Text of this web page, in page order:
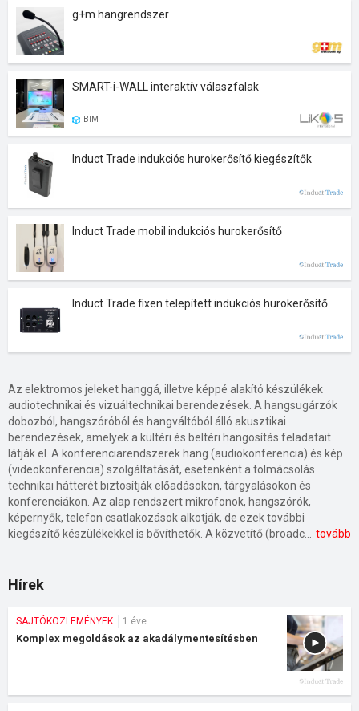
g+m hangrendszer
SMART-i-WALL interaktív válaszfalak
BIM
Induct Trade indukciós hurokerősítő kiegészítők
Induct Trade mobil indukciós hurokerősítő
Induct Trade fixen telepített indukciós hurokerősítő
Az elektromos jeleket hanggá, illetve képpé alakító készülékek
audiotechnikai és vizuáltechnikai berendezések. A hangsugárzók
dobozból, hangszóróból és hangváltóból álló akusztikai
berendezések, amelyek a kültéri és beltéri hangosítás feladatait
látják el. A konferenciarendszerek hang (audiokonferencia) és kép
(videokonferencia) szolgáltatását, esetenként a tolmácsolás
technikai hátterét biztosítják előadásokon, tárgyalásokon és
konferenciákon. Az alap rendszert mikrofonok, hangszórók,
képernyők, telefon csatlakozások alkotják, de ezek további
tovább
Hírek
SAJTÓKÖZLEMÉNYEK 1 éve
Komplex megoldások az akadálymentesítésben